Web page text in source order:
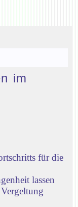
im
für die
lassen